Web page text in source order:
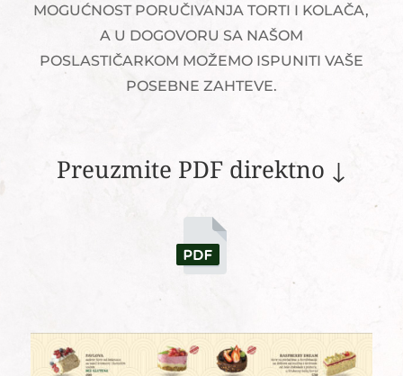
MOGUĆNOST PORUČIVANJA TORTI I KOLAČA,
A U DOGOVORU SA NAŠOM
POSLASTIČARKOM MOŽEMO ISPUNITI VAŠE
POSEBNE ZAHTEVE.
Preuzmite PDF direktno ↓